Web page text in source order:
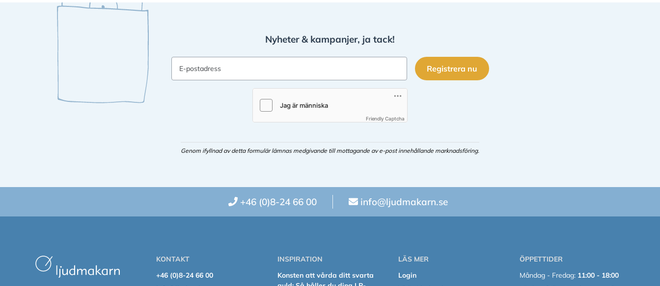
Nyheter & kampanjer, ja tack!
E-postadress Registrera nu
Friendly Captcha
Genom ifyllnad av detta formulär lämnas medgivande till mottagande av e-post innehållande marknadsföring.
+46 (0)8-24 66 00 info@ljudmakarn.se
KONTAKT
+46 (0)8-24 66 00
INSPIRATION
Konsten att vårda ditt svarta
LÄS MER
Login
ÖPPETTIDER
Måndag - Fredag: 11:00 - 18:00